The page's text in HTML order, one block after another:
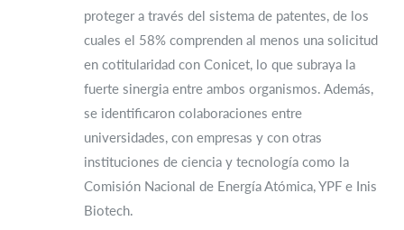
proteger a través del sistema de patentes, de los
cuales el 58% comprenden al menos una solicitud
en cotitularidad con Conicet, lo que subraya la
fuerte sinergia entre ambos organismos. Además,
se identificaron colaboraciones entre
universidades, con empresas y con otras
instituciones de ciencia y tecnología como la
Comisión Nacional de Energía Atómica, YPF e Inis
Biotech.